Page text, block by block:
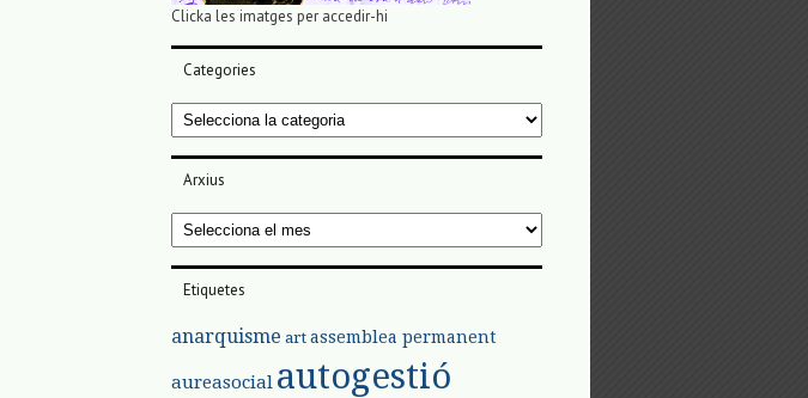
Clicka les imatges per accedir-hi
Categories
Categories
Arxius
Arxius
Etiquetes
anarquisme art assemblea permanent
aureasocial autogestió